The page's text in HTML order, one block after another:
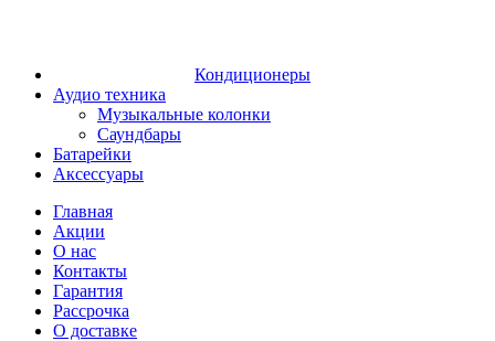
Кондиционеры
Аудио техника
Музыкальные колонки
Саундбары
Батарейки
Аксессуары
Главная
Акции
О нас
Контакты
Гарантия
Рассрочка
О доставке